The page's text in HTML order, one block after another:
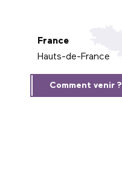
France
Hauts-de-France
Comment venir ?